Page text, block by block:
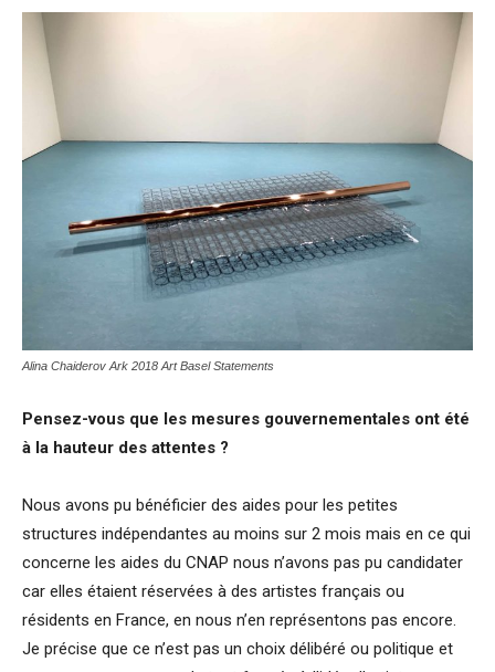
Alina Chaiderov Ark 2018 Art Basel Statements
Pensez-vous que les mesures gouvernementales ont été
à la hauteur des attentes ?
Nous avons pu bénéficier des aides pour les petites
structures indépendantes au moins sur 2 mois mais en ce qui
concerne les aides du CNAP nous n’avons pas pu candidater
car elles étaient réservées à des artistes français ou
résidents en France, en nous n’en représentons pas encore.
Je précise que ce n’est pas un choix délibéré ou politique et